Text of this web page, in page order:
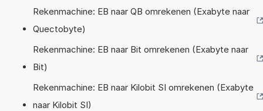
Rekenmachine: EB naar QB omrekenen (Exabyte naar
Quectobyte)
Rekenmachine: EB naar Bit omrekenen (Exabyte naar
Bit)
Rekenmachine: EB naar Kilobit SI omrekenen (Exabyte
naar Kilobit SI)